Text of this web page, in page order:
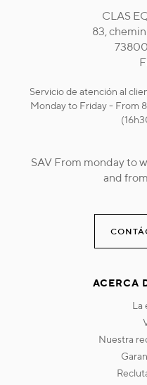
CLAS
83,
Servicio de atención al
Monday to Friday - From
SAV From monday to
and
ACERCA
la
nuestra